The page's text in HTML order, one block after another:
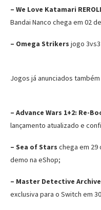
– We Love Katamari
Bandai Nanco chega em 02
– Omega Strikers jogo
Jogos já anunciados
– Advance Wars 1+2: Re-
lançamento atualizado e
– Sea of Stars chega em 29
demo na eShop;
– Master Detective
exclusiva para o Switch em